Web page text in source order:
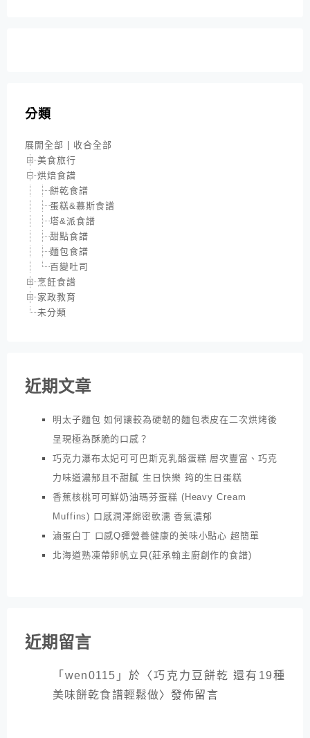
分類
展開全部
收合全部
美食旅行
烘焙食譜
餅乾食譜
蛋糕&慕斯食譜
塔&派食譜
甜點食譜
麵包食譜
百變吐司
烹飪食譜
家政教育
未分類
近期文章
明太子麵包 如何讓較為硬韌的麵包表皮在二次烘烤後
呈現極為酥脆的口感？
巧克力瀑布太妃可可巴斯克乳酪蛋糕 層次豐富、巧克
力味道濃郁且不甜膩 生日快樂 筠的生日蛋糕
香蕉核桃可可鮮奶油瑪芬蛋糕 (Heavy Cream
Muffins) 口感潤澤綿密軟濡 香氣濃郁
滷蛋白丁 口感Q彈營養健康的美味小點心 超簡單
北海道熟凍帶卵帆立貝(莊承翰主廚創作的食譜)
近期留言
「wen0115 」於〈巧克力豆餅乾 還有19種
美味餅乾食譜輕鬆做〉發佈留言